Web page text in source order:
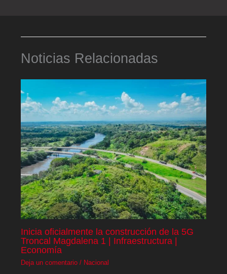
Noticias Relacionadas
Inicia oficialmente la construcción de la 5G
Troncal Magdalena 1 | Infraestructura |
Economía
Deja un comentario / Nacional